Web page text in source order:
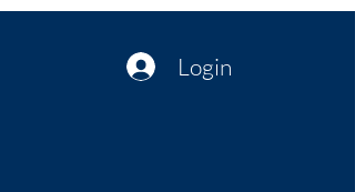
Login